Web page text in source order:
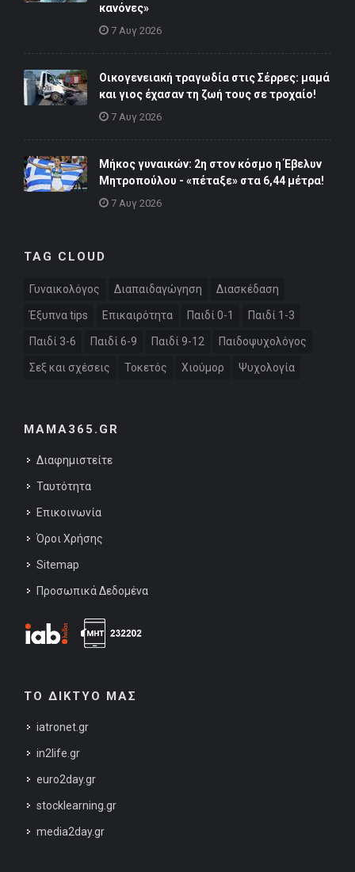
κανόνες»
7 Αυγ 2026
Οικογενειακή τραγωδία στις Σέρρες: μαμά
και γιος έχασαν τη ζωή τους σε τροχαίο!
7 Αυγ 2026
Μήκος γυναικών: 2η στον κόσμο η Έβελυν
Μητροπούλου - «πέταξε» στα 6,44 μέτρα!
7 Αυγ 2026
TAG CLOUD
Γυναικολόγος Διαπαιδαγώγηση Διασκέδαση
Έξυπνα tips Επικαιρότητα Παιδί 0-1 Παιδί 1-3
Παιδί 3-6 Παιδί 6-9 Παιδί 9-12 Παιδοψυχολόγος
Σεξ και σχέσεις Τοκετός Χιούμορ Ψυχολογία
MAMA365.GR
Διαφημιστείτε
Ταυτότητα
Επικοινωνία
Όροι Χρήσης
Sitemap
Προσωπικά Δεδομένα
ΤΟ ΔΙΚΤΥΟ ΜΑΣ
iatronet.gr
in2life.gr
euro2day.gr
stocklearning.gr
media2day.gr